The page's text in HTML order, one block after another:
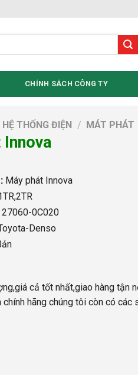
CHÍNH SÁCH CÔNG TY
HỆ THỐNG ĐIỆN / MÁT PHÁT
Máy phát Innova
27060-0C020
Denso
cả tốt nhất,giao hàng tận
hãng chúng tôi còn có